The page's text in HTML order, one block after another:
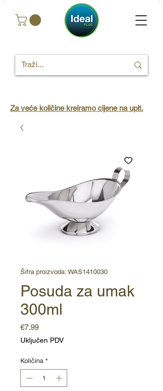
Za veće količine kreiramo cijene na upit.
Šifra proizvoda: WAS1410030
Posuda za umak
300ml
€7.99Cijena
Uključen PDV
Količina *